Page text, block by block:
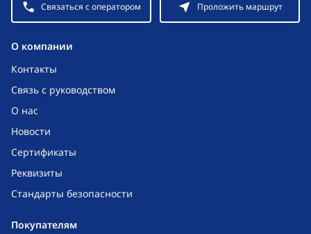
O компании
Контакты
Связь с руководством
О нас
Новости
Сертификаты
Реквизиты
Стандарты безопасности
Покупателям
Связаться с оператором Проложить маршрут